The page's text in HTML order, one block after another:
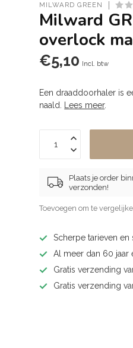
MILWARD GREEN
Milward
overlock
€5,10 Incl. btw
Een draaddoorhaler is
naald.
Lees meer.
Plaats je order
verzonden!
Toevoegen om te
Scherpe tarieven
Al meer dan 60 jaar
Gratis verzending
Gratis verzending